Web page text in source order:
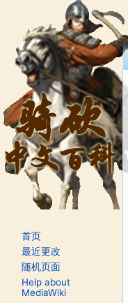
首页
最近更改
随机页面
Help about
MediaWiki